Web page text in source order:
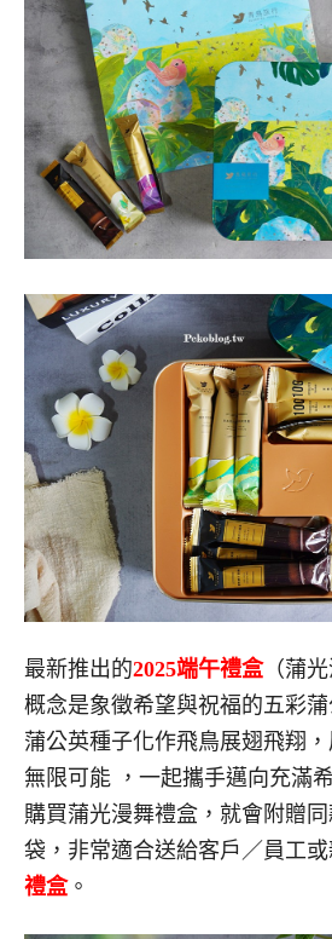
最新推出的2025端午禮盒（蒲
概念是象徵希望與祝福的五彩
蒲公英種子化作飛鳥展翅飛翔
無限可能 ，一起攜手邁向充滿
購買蒲光漫舞禮盒，就會附贈
袋，非常適合送給客戶／員工
禮盒。